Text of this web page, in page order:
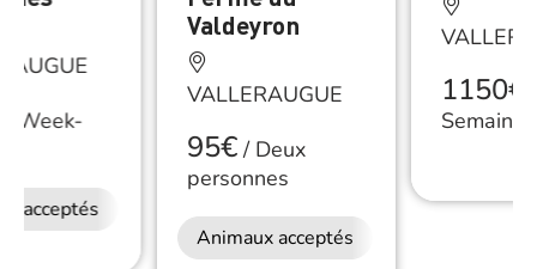
Week-
acceptés
Valdeyron
VALLERAUGUE
95€/Deux
personnes
Animaux acceptés
1150€
Semaine